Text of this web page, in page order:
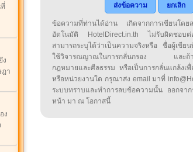
ง
ฎา
ง
ส่งข้อความ
ยกเลิก
ข้อความที่ท่านได้อ่าน เกิดจากการเขียนโด
อัตโนมัติ HotelDirect.in.th ไม่รับผิดชอบต่
สามารถระบุได้ว่าเป็นความจริงหรือ ชื่อผู้เขีย
ใช้วิจารณญาณในการกลั่นกรอง และถ้าท่
กฎหมายและศีลธรรม หรือเป็นการกลั่นแกล้งเ
หรือหน่วยงานใด กรุณาส่ง email มาที่
ระบบทราบและทำการลบข้อความนั้น ออกจา
หน้า มา ณ โอกาสนี้